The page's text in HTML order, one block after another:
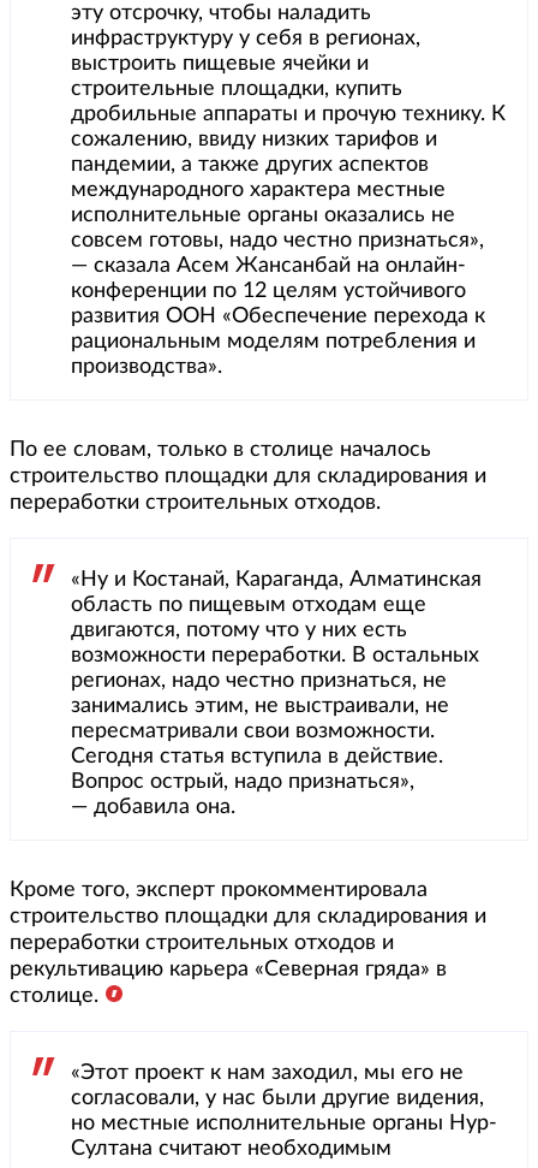
эту отсрочку, чтобы наладить
инфраструктуру у себя в регионах,
выстроить пищевые ячейки и
строительные площадки, купить
дробильные аппараты и прочую технику. К
сожалению, ввиду низких тарифов и
пандемии, а также других аспектов
международного характера местные
исполнительные органы оказались не
совсем готовы, надо честно признаться»,
— сказала Асем Жансанбай на онлайн-
конференции по 12 целям устойчивого
развития ООН «Обеспечение перехода к
рациональным моделям потребления и
производства».
По ее словам, только в столице началось
строительство площадки для складирования и
переработки строительных отходов.
«Ну и Костанай, Караганда, Алматинская
область по пищевым отходам еще
двигаются, потому что у них есть
возможности переработки. В остальных
регионах, надо честно признаться, не
занимались этим, не выстраивали, не
пересматривали свои возможности.
Сегодня статья вступила в действие.
Вопрос острый, надо признаться»,
— добавила она.
Кроме того, эксперт прокомментировала
строительство площадки для складирования и
переработки строительных отходов и
рекультивацию карьера «Северная гряда» в
столице.
«Этот проект к нам заходил, мы его не
согласовали, у нас были другие видения,
но местные исполнительные органы Нур-
Султана считают необходимым